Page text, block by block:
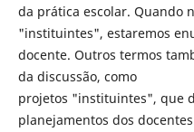
da prática escolar. Quando
"instituintes", estaremos
docente. Outros termos
da discussão, como
projetos "instituintes", que
planejamentos dos